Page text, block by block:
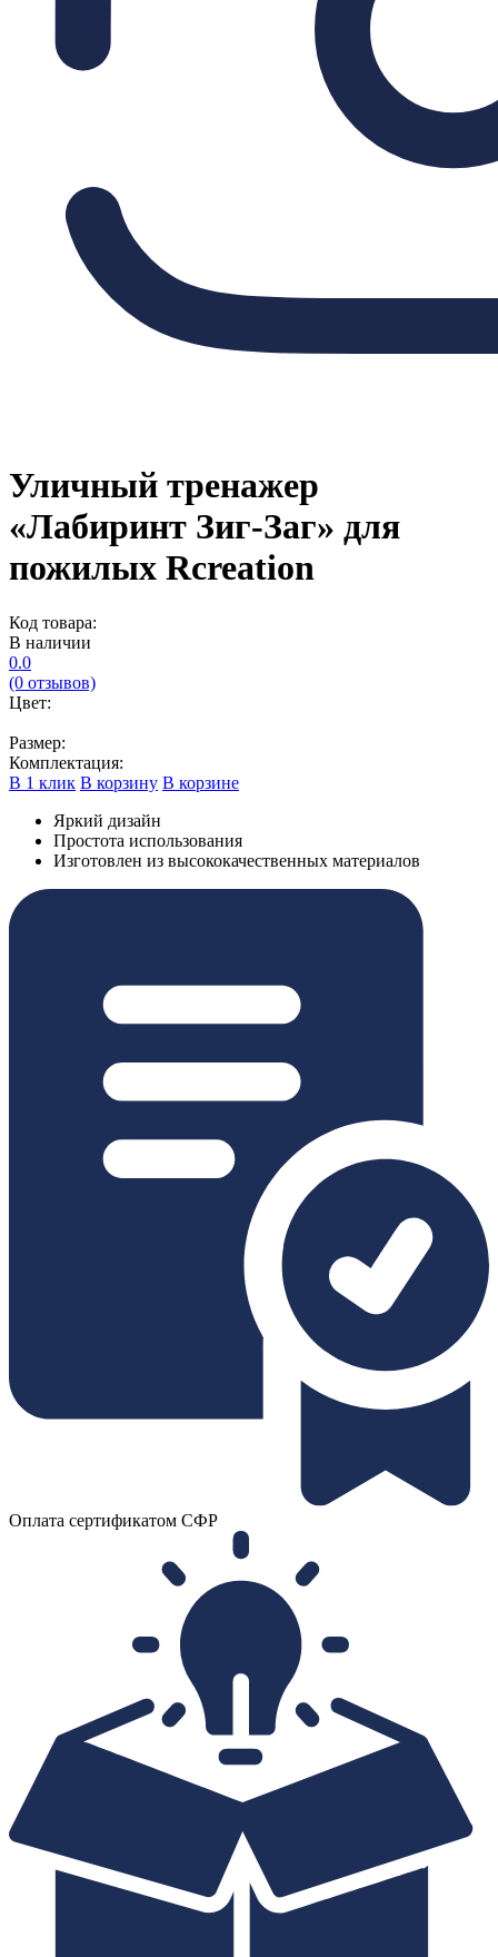
Уличный тренажер
«Лабиринт Зиг-Заг» для
пожилых Rcreation
Код товара:
В наличии
0.0
(0 отзывов)
Цвет:
Размер:
Комплектация:
В 1 клик В корзину В корзине
Яркий дизайн
Простота использования
Изготовлен из высококачественных материалов
Оплата сертификатом СФР